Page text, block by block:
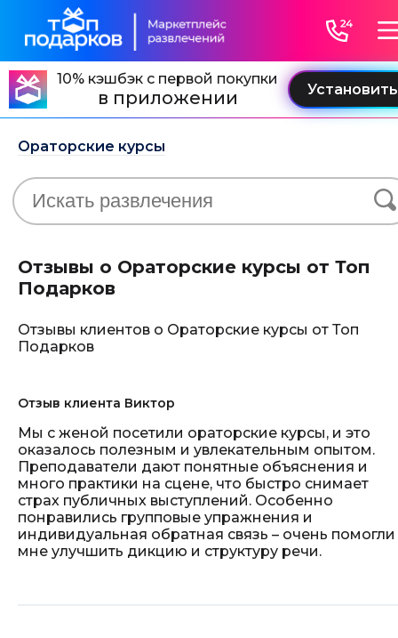
10% кэшбэк с первой покупки
в приложении
Ораторские курсы
Отзывы о Ораторские курсы от Топ
Подарков
Отзывы клиентов о Ораторские курсы от Топ
Подарков
Отзыв клиента Виктор
Мы с женой посетили ораторские курсы, и это
оказалось полезным и увлекательным опытом.
Преподаватели дают понятные объяснения и
много практики на сцене, что быстро снимает
страх публичных выступлений. Особенно
понравились групповые упражнения и
индивидуальная обратная связь – очень помогли
мне улучшить дикцию и структуру речи.